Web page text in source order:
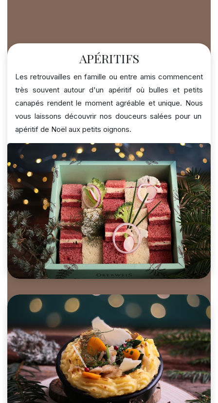
APÉRITIFS
Les retrouvailles en famille ou entre amis commencent
très souvent autour d'un apéritif où bulles et petits
canapés rendentle momentagréable et unique. Nous
vous laissons découvrir nos douceurs salées pour un
apéritif de Noël aux petits oignons.